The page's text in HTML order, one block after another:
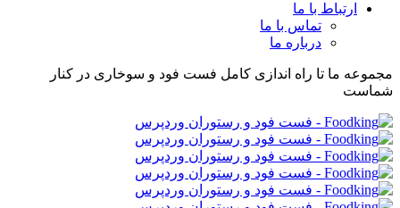
ارتباط با ما
تماس با ما
درباره ما
مجموعه ما تا راه اندازی کامل فست فود و سوخاری در کنار
شماست